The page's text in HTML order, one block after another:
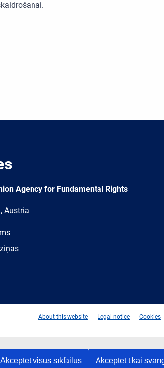
Akceptēt visus sīkfailus Akceptēt tikai
Agency for Fundamental Rights
Austria
About this website Legal notice Cookies